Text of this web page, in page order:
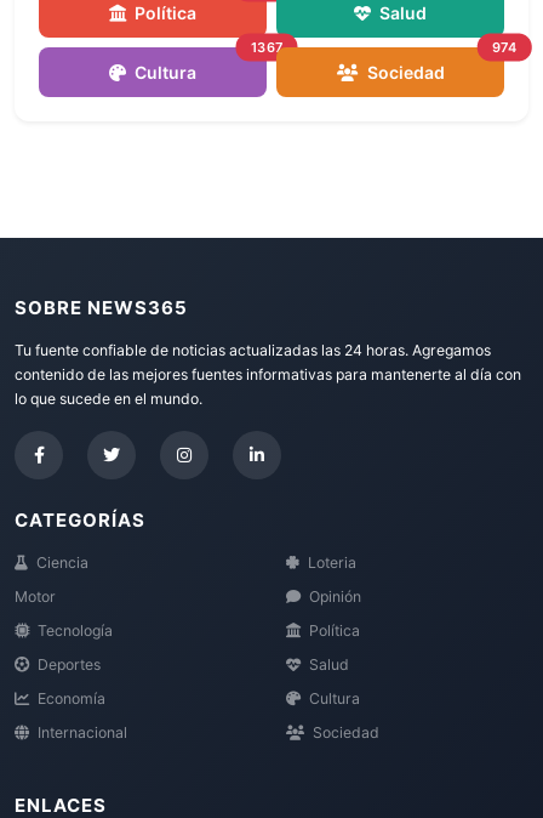
Política Salud
Cultura
1367
Sociedad
974
SOBRE NEWS365
Tu fuente confiable de noticias actualizadas las 24 horas. Agregamos
contenido de las mejores fuentes informativas para mantenerte al día con
lo que sucede en el mundo.
CATEGORÍAS
Ciencia
Motor
Tecnología
Deportes
Economía
Internacional
Loteria
Opinión
Política
Salud
Cultura
Sociedad
ENLACES